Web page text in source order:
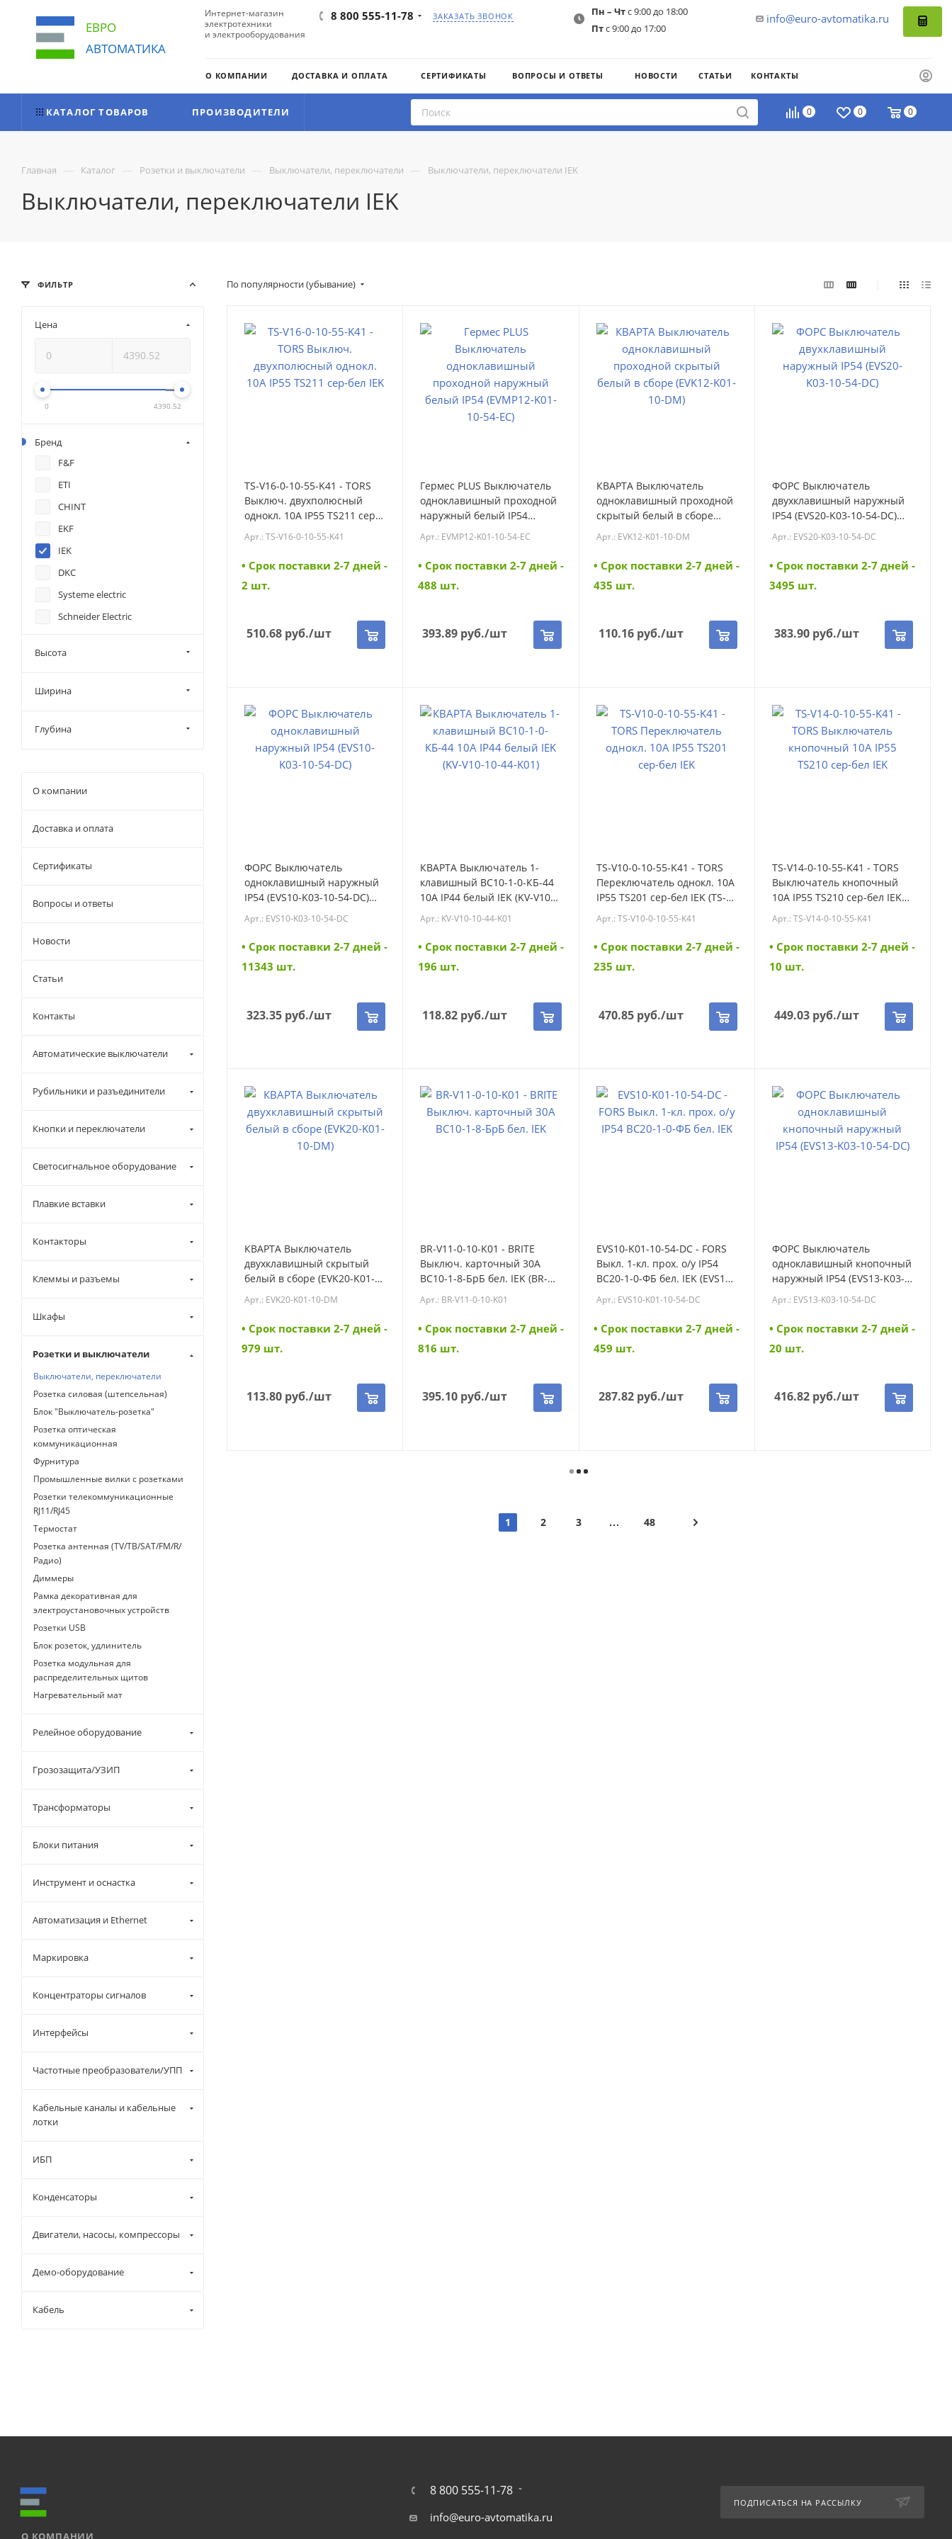
ЕВРО
АВТОМАТИКА
Интернет-магазин
электротехники
и электрооборудования
8 800 555-11-78 ЗАКАЗАТЬ ЗВОНОК info@euro-avtomatika.ru
Пн – Чтс 9:00 до 18:00
Птс 9:00 до 17:00
О КОМПАНИИ ДОСТАВКА И ОПЛАТА СЕРТИФИКАТЫ ВОПРОСЫ И ОТВЕТЫ НОВОСТИ СТАТЬИ КОНТАКТЫ
0 0 0
КАТАЛОГ ТОВАРОВ ПРОИЗВОДИТЕЛИ
Главная — Каталог — Розетки и выключатели — Выключатели, переключатели — Выключатели, переключатели IEK
Выключатели, переключатели IEK
По популярности (убывание)
TS-V16-0-10-55-K41 - TORS
Выключ. двухполюсный
однокл. 10А IP55 TS211 сер-
бел IEK (TS-V16-0-10-55-K41)
Арт.: TS-V16-0-10-55-K41
• Cрок поставки 2-7 дней -
2 шт.
510.68 руб./шт
Гермес PLUS Выключатель
одноклавишный проходной
наружный белый IP54
(EVMP12-K01-10-54-EC)
(EVMP12-K01-10-54-EC)
Арт.: EVMP12-K01-10-54-EC
• Cрок поставки 2-7 дней -
488 шт.
393.89 руб./шт
КВАРТА Выключатель
одноклавишный проходной
скрытый белый в сборе
(EVK12-K01-10-DM) (EVK12-
K01-10-DM)
Арт.: EVK12-K01-10-DM
• Cрок поставки 2-7 дней -
435 шт.
110.16руб./шт
ФОРС Выключатель
двухклавишный наружный
IP54 (EVS20-K03-10-54-DC)
(EVS20-K03-10-54-DC)
Арт.: EVS20-K03-10-54-DC
• Cрок поставки 2-7 дней -
3495 шт.
383.90руб./шт
ФОРС Выключатель
одноклавишный наружный
IP54 (EVS10-K03-10-54-DC)
Арт.: EVS10-K03-10-54-DC
• Cрок поставки 2-7 дней -
11343 шт.
323.35 руб./шт
КВАРТА Выключатель 1-
клавишный ВС10-1-0-КБ-44
10А IP44 белый IEK (KV-V10-
K01)
Арт.: KV-V10-10-44-K01
• Cрок поставки 2-7 дней -
196 шт.
118.82 руб./шт
TS-V10-0-10-55-K41 - TORS
Переключатель однокл. 10А
IP55 TS201 сер-бел IEK (TS-
Арт.: TS-V10-0-10-55-K41
• Cрок поставки 2-7 дней -
235 шт.
470.85руб./шт
TS-V14-0-10-55-K41 - TORS
Выключатель кнопочный
10А IP55 TS210 сер-бел IEK
Арт.: TS-V14-0-10-55-K41
• Cрок поставки 2-7 дней -
10 шт.
449.03руб./шт
КВАРТА Выключатель
двухклавишный скрытый
белый в сборе (EVK20-K01-
10-DM) (EVK20-K01-10-DM)
Арт.: EVK20-K01-10-DM
• Cрок поставки 2-7 дней -
979 шт.
113.80 руб./шт
BR-V11-0-10-K01 - BRITE
Выключ. карточный 30А
ВС10-1-8-БрБ бел. IEK (BR-
V11-0-10-K01)
Арт.: BR-V11-0-10-K01
• Cрок поставки 2-7 дней -
816 шт.
395.10 руб./шт
EVS10-K01-10-54-DC - FORS
Выкл. 1-кл. прох. о/у IP54
ВС20-1-0-ФБ бел. IEK (EVS10-
K01-10-54-DC)
Арт.: EVS10-K01-10-54-DC
• Cрок поставки 2-7 дней -
459 шт.
287.82руб./шт
ФОРС Выключатель
одноклавишный кнопочный
наружный IP54 (EVS13-K03-
10-54-DC) (EVS13-K03-10-54-
DC)
Арт.: EVS13-K03-10-54-DC
• Cрок поставки 2-7 дней -
20 шт.
416.82руб./шт
1 2 3 48
ФИЛЬТР
Цена
0 4390.52
Бренд
F&F
ETI
CHINT
EKF
IEK
DKC
Systeme electric
Schneider Electric
Высота
Ширина
Глубина
О компании
Доставка и оплата
Сертификаты
Вопросы и ответы
Новости
Статьи
Контакты
Автоматические выключатели
Рубильники и разъединители
Кнопки и переключатели
Светосигнальное оборудование
Плавкие вставки
Контакторы
Клеммы и разъемы
Шкафы
Розетки и выключатели
Выключатели, переключатели
Розетка силовая (штепсельная)
Блок "Выключатель-розетка"
Розетка оптическая
коммуникационная
Фурнитура
Промышленные вилки с розетками
Розетки телекоммуникационные
RJ11/RJ45
Термостат
Розетка антенная (TV/ТВ/SAT/FM/R/
Радио)
Диммеры
Рамка декоративная для
электроустановочных устройств
Розетки USB
Блок розеток, удлинитель
Розетка модульная для
распределительных щитов
Нагревательный мат
Релейное оборудование
Грозозащита/УЗИП
Трансформаторы
Блоки питания
Инструмент и оснастка
Автоматизация и Ethernet
Маркировка
Концентраторы сигналов
Интерфейсы
Частотные преобразователи/УПП
Кабельные каналы и кабельные
лотки
ИБП
Конденсаторы
Двигатели, насосы, компрессоры
Демо-оборудование
Кабель
О КОМПАНИИ
8 800 555-11-78
info@euro-avtomatika.ru
ПОДПИСАТЬСЯ НА РАССЫЛКУ